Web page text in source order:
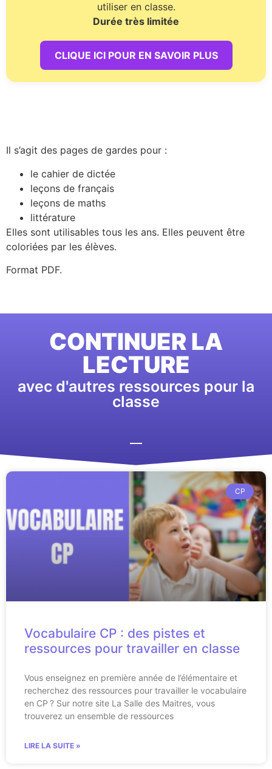
utiliser en classe.
Durée très limitée
CLIQUE ICI POUR EN SAVOIR PLUS
Il s’agit des pages de gardes pour :
le cahier de dictée
leçons de français
leçons de maths
littérature
Elles sont utilisables tous les ans. Elles peuvent être
coloriées par les élèves.
Format PDF.
CONTINUER LA
LECTURE
avec d'autres ressources pour la
classe
CP
Vocabulaire CP : des pistes et
ressources pour travailler en classe
Vous enseignez en première année de l’élémentaire et
recherchez des ressources pour travailler le vocabulaire
en CP ? Sur notre site La Salle des Maitres, vous
trouverez un ensemble de ressources
LIRE LA SUITE »